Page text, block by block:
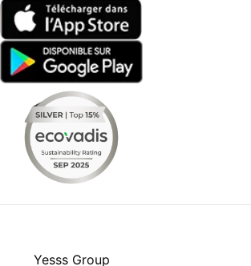
Yesss Group